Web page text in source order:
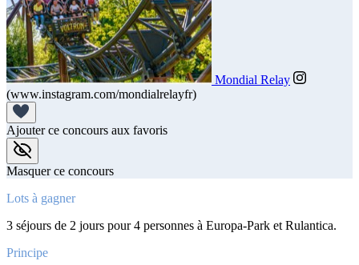
Mondial Relay
(www.instagram.com/mondialrelayfr)
Ajouter ce concours aux favoris
Masquer ce concours
Lots à gagner
3 séjours de 2 jours pour 4 personnes à Europa-Park et Rulantica.
Principe